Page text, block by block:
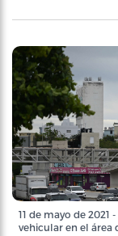
11 de mayo de
vehicular en el área